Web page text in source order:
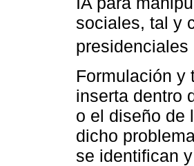
sociales, tal y
presidenciales
Formulación y
inserta dentro
o el diseño de
dicho
se identifican